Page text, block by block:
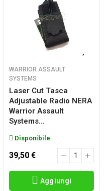
WARRIOR ASSAULT
SYSTEMS
Laser Cut Tasca
Adjustable Radio NERA
Warrior Assault
Systems...
Disponibile
39,50 €
Aggiungi